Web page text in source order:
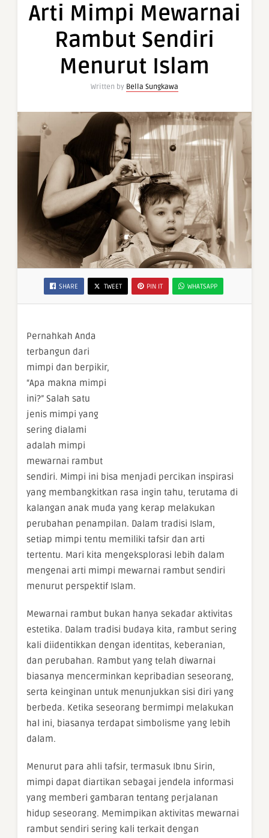
Arti Mimpi Mewarnai
Rambut Sendiri
Menurut Islam
Written by Bella Sungkawa
SHARE TWEET PIN IT WHATSAPP
Pernahkah Anda
terbangun dari
mimpi dan berpikir,
“Apa makna mimpi
ini?” Salah satu
jenis mimpi yang
sering dialami
adalah mimpi
mewarnai rambut
sendiri. Mimpi ini bisa menjadi percikan inspirasi
yang membangkitkan rasa ingin tahu, terutama di
kalangan anak muda yang kerap melakukan
perubahan penampilan. Dalam tradisi Islam,
setiap mimpi tentu memiliki tafsir dan arti
tertentu. Mari kita mengeksplorasi lebih dalam
mengenai arti mimpi mewarnai rambut sendiri
menurut perspektif Islam.
Mewarnai rambut bukan hanya sekadar aktivitas
estetika. Dalam tradisi budaya kita, rambut sering
kali diidentikkan dengan identitas, keberanian,
dan perubahan. Rambut yang telah diwarnai
biasanya mencerminkan kepribadian seseorang,
serta keinginan untuk menunjukkan sisi diri yang
berbeda. Ketika seseorang bermimpi melakukan
hal ini, biasanya terdapat simbolisme yang lebih
dalam.
Menurut para ahli tafsir, termasuk Ibnu Sirin,
mimpi dapat diartikan sebagai jendela informasi
yang memberi gambaran tentang perjalanan
hidup seseorang. Memimpikan aktivitas mewarnai
rambut sendiri sering kali terkait dengan